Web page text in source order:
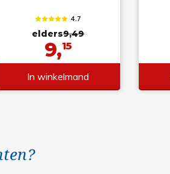
4.7
elders9,49
9,15
In winkelmand